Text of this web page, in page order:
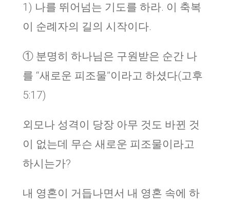
1) 나를 뛰어넘는 기도를 하라. 이 축복
이 순례자의 길의 시작이다.
① 분명히 하나님은 구원받은 순간 나
를 “새로운 피조물”이라고 하셨다(고후
5:17)
외모나 성격이 당장 아무 것도 바뀐 것
이 없는데 무슨 새로운 피조물이라고
하시는가?
내 영혼이 거듭나면서 내 영혼 속에 하